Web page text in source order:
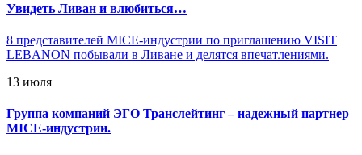
Увидеть Ливан и влюбиться…
8 представителей MICE-индустрии по приглашению VISIT
LEBANON побывали в Ливане и делятся впечатлениями.
13 июля
Группа компаний ЭГО Транслейтинг – надежный партнер
MICE-индустрии.